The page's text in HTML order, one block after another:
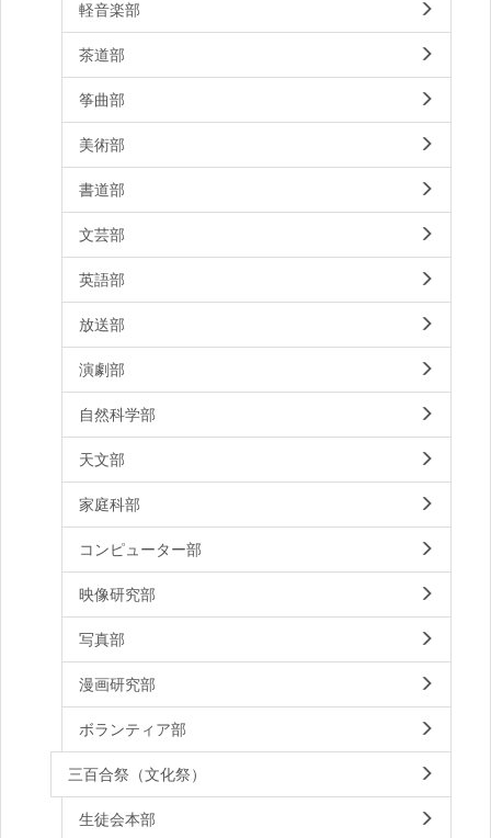
軽音楽部
茶道部
筝曲部
美術部
書道部
文芸部
英語部
放送部
演劇部
自然科学部
天文部
家庭科部
コンピューター部
映像研究部
写真部
漫画研究部
ボランティア部
三百合祭（文化祭）
生徒会本部